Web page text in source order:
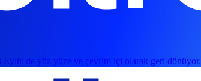
yüz yüze ve çevrim içi olarak geri dönüyor.